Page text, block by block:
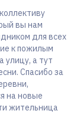
вы нам
для всех
к пожилым
улицу, а тут
Спасибо за
на новые
жительница